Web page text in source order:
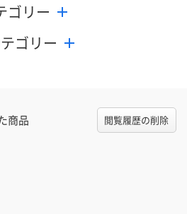
ゴリー
ゴリー
商品 閲覧履歴の削除